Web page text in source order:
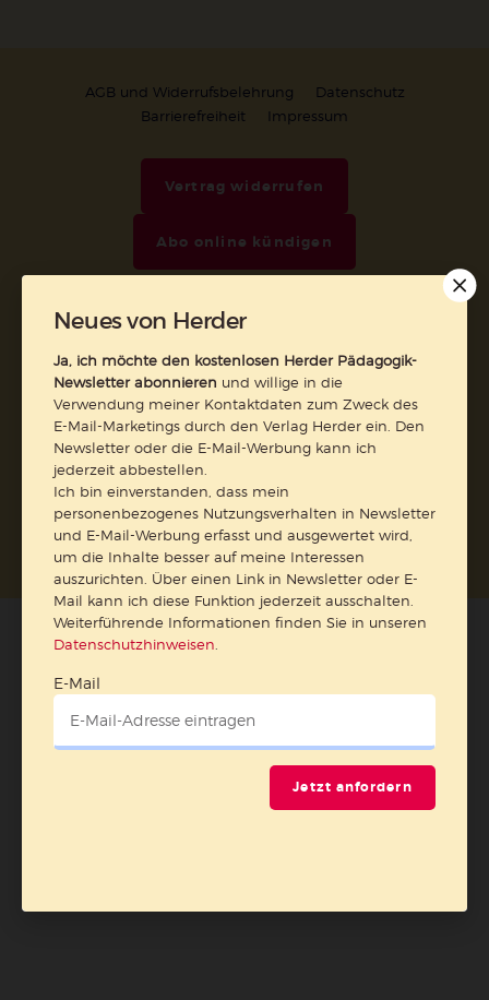
AGB und Widerrufsbelehrung
Datenschutz
Barrierefreiheit
Impressum
Vertrag widerrufen
Abo online kündigen
Nach oben
Neues von Herder
Ja, ich möchte den kostenlosen Herder Pädagogik-
Newsletter abonnieren und willige in die
Verwendung meiner Kontaktdaten zum Zweck des
E-Mail-Marketings durch den Verlag Herder ein. Den
Newsletter oder die E-Mail-Werbung kann ich
jederzeit abbestellen.
Ich bin einverstanden, dass mein
personenbezogenes Nutzungsverhalten in Newsletter
und E-Mail-Werbung erfasst und ausgewertet wird,
um die Inhalte besser auf meine Interessen
auszurichten. Über einen Link in Newsletter oder E-
Mail kann ich diese Funktion jederzeit ausschalten.
Weiterführende Informationen finden Sie in unseren
Datenschutzhinweisen
E-Mail
Jetzt anfordern